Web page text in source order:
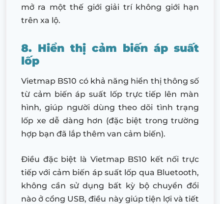
mở ra một thế giới giải trí không giới hạn
trên xa lộ.
8. Hiển thị cảm biến áp suất
lốp
Vietmap BS10 có khả năng hiển thị thông số
từ cảm biến áp suất lốp trực tiếp lên màn
hình, giúp người dùng theo dõi tình trạng
lốp xe dễ dàng hơn (đặc biệt trong trường
hợp bạn đã lắp thêm van cảm biến).
Điều đặc biệt là Vietmap BS10 kết nối trực
tiếp với cảm biến áp suất lốp qua Bluetooth,
không cần sử dụng bất kỳ bộ chuyển đổi
nào ở cổng USB, điều này giúp tiện lợi và tiết